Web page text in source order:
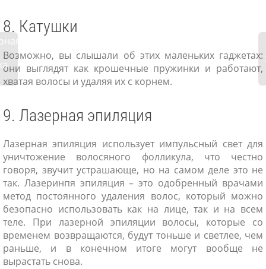
8. Катушки
Возможно, вы слышали об этих маленьких гаджетах:
они выглядят как крошечные пружинки и работают,
хватая волосы и удаляя их с корнем.
9. Лазерная эпиляция
Лазерная эпиляция использует импульсный свет для
уничтожение волосяного фолликула, что честно
говоря, звучит устрашающе, но на самом деле это не
так. Лазеринпя эпиляция – это одобренный врачами
метод постоянного удаления волос, который можно
безопасно использовать как на лице, так и на всем
теле. При лазерной эпиляции волосы, которые со
временем возвращаются, будут тоньше и светлее, чем
раньше, и в конечном итоге могут вообще не
вырастать снова.